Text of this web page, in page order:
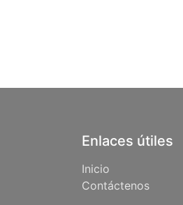
Enlaces útiles
Inicio
Contáctenos